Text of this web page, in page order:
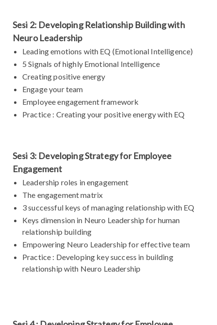
Sesi 2: Developing Relationship Building with
Neuro Leadership
Leading emotions with EQ (Emotional Intelligence)
5 Signals of highly Emotional Intelligence
Creating positive energy
Engage your team
Employee engagement framework
Practice : Creating your positive energy with EQ
Sesi 3: Developing Strategy for Employee
Engagement
Leadership roles in engagement
The engagement matrix
3 successful keys of managing relationship with EQ
Keys dimension in Neuro Leadership for human
relationship building
Empowering Neuro Leadership for effective team
Practice : Developing key success in building
relationship with Neuro Leadership